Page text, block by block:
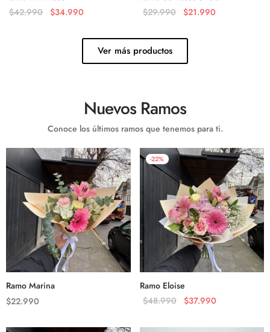
$42.990 $34.990
$29.990 $21.990
Ver más productos
Nuevos Ramos
Conoce los últimos ramos que tenemos para ti.
Ramo Marina
$22.990
-22%
Ramo Eloise
$48.990 $37.990